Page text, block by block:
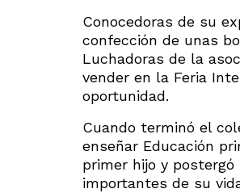
Conocedoras de su
confección de unas
Luchadoras de la
vender en la Feria
oportunidad.
Cuando terminó el
enseñar Educación
primer hijo y
importantes de su